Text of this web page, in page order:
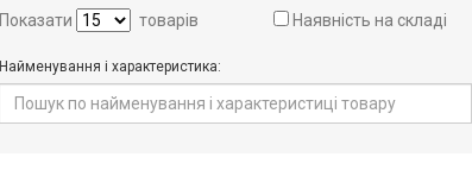
Показати товарів Наявність на складі
Найменування і характеристика: